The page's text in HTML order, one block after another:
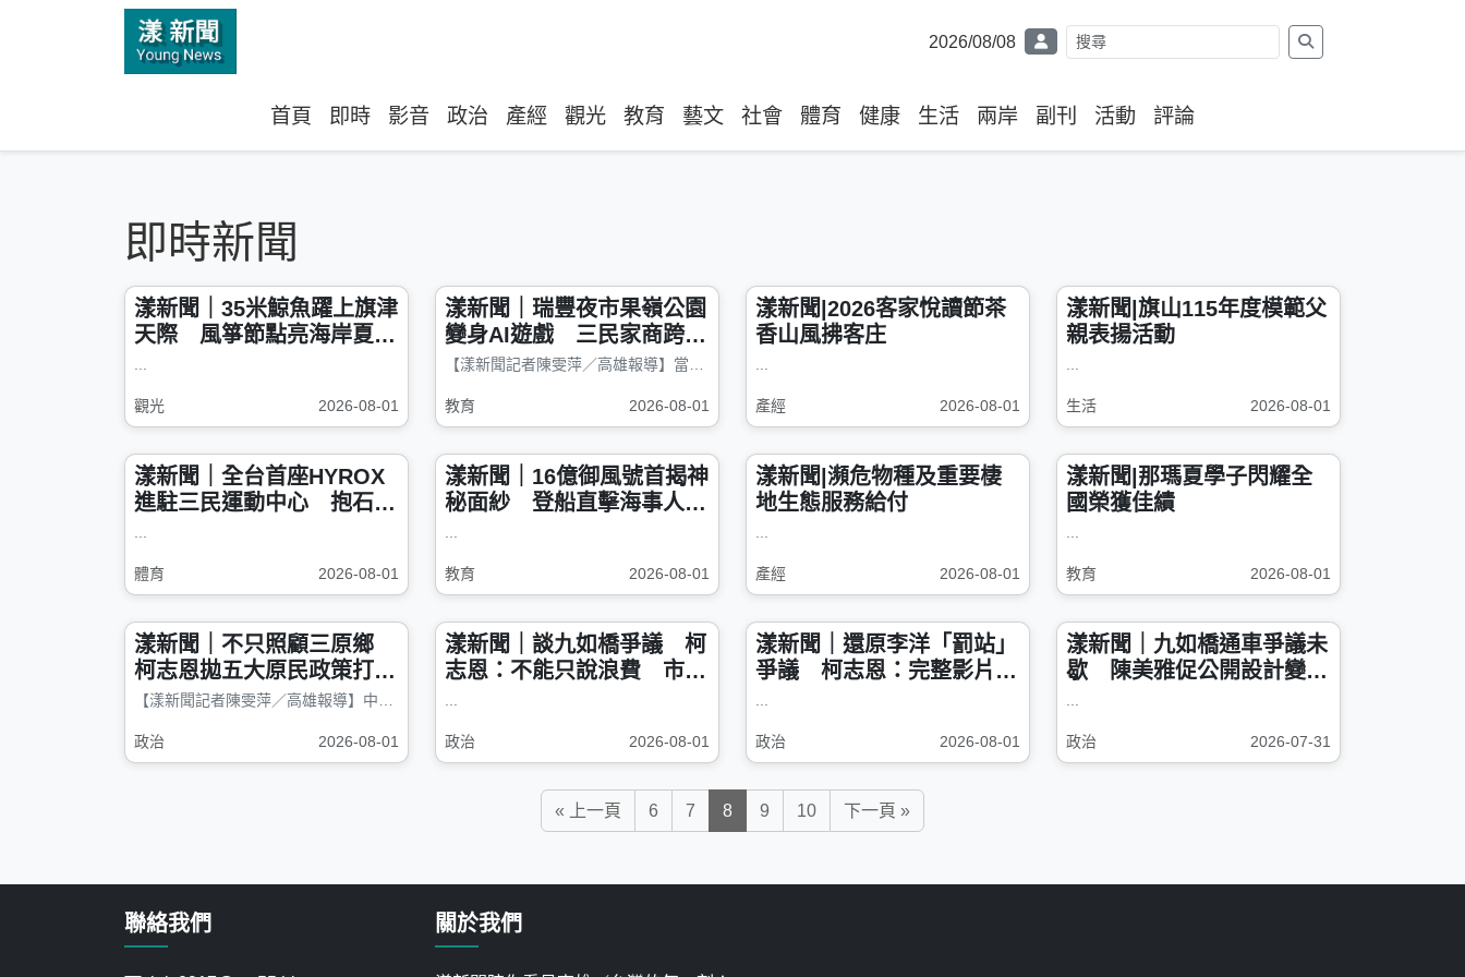
2026/08/08
首頁 即時 影音 政治 產經 觀光 教育 藝文 社會 體育 健康 生活 兩岸 副刊 活動 評論
即時新聞
漾新聞｜35米鯨魚躍上旗津
天際 風箏節點亮海岸夏夜
觀光 2026-08-01
漾新聞｜瑞豐夜市果嶺公園
變身AI遊戲 三民家商跨科
作品登上世貿舞台
教育 2026-08-01
漾新聞|2026客家悅讀節茶
香山風拂客庄
產經 2026-08-01
漾新聞|旗山115年度模範父
親表揚活動
生活 2026-08-01
漾新聞｜全台首座HYROX
進駐三民運動中心 抱石滑
體育 2026-08-01
漾新聞｜16億御風號首揭神
秘面紗 登船直擊海事人才
教育 2026-08-01
漾新聞|瀕危物種及重要棲
地生態服務給付
產經 2026-08-01
漾新聞|那瑪夏學子閃耀全
國榮獲佳績
教育 2026-08-01
漾新聞｜不只照顧三原鄉
柯志恩拋五大原民政策打造
城鄉共好高雄
政治 2026-08-01
漾新聞｜談九如橋爭議 柯
志恩：不能只說浪費 市府
政治 2026-08-01
漾新聞｜還原李洋「罰站」
爭議 柯志恩：完整影片證
政治 2026-08-01
漾新聞｜九如橋通車爭議未
歇 陳美雅促公開設計變更
政治 2026-07-31
« 上一頁 6 7 8 9 10 下一頁 »
聯絡我們 關於我們